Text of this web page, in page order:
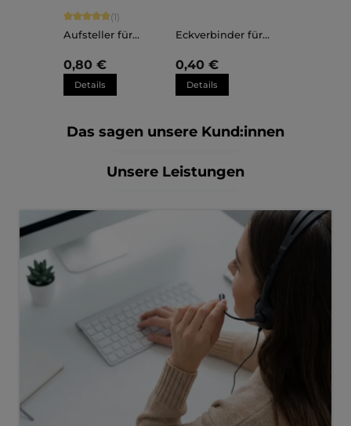
Durchschnittliche Bewertung von 5 von 5 Sternen
(1)
Aufsteller für
Sara
0,80 €
Details
Eckverbinder für
Sara
0,40 €
Details
Das sagen unsere Kund:innen
Unsere Leistungen